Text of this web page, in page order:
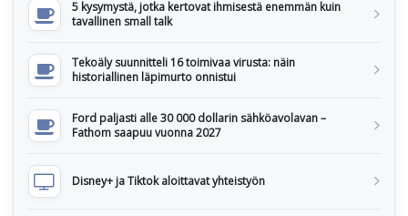
5 kysymystä, jotka kertovat ihmisestä enemmän kuin
tavallinen small talk
Tekoäly suunnitteli 16 toimivaa virusta: näin
historiallinen läpimurto onnistui
Ford paljasti alle 30 000 dollarin sähköavolavan –
Fathom saapuu vuonna 2027
Disney+ ja Tiktok aloittavat yhteistyön